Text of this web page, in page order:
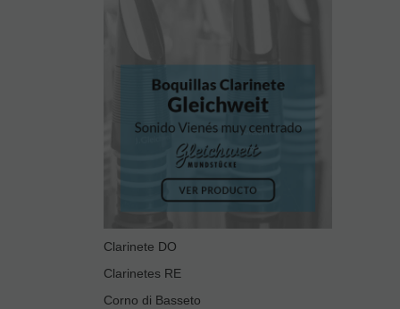
Clarinete DO
Clarinetes RE
Corno di Basseto